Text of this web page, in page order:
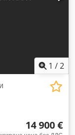
1 /2
14 900 €